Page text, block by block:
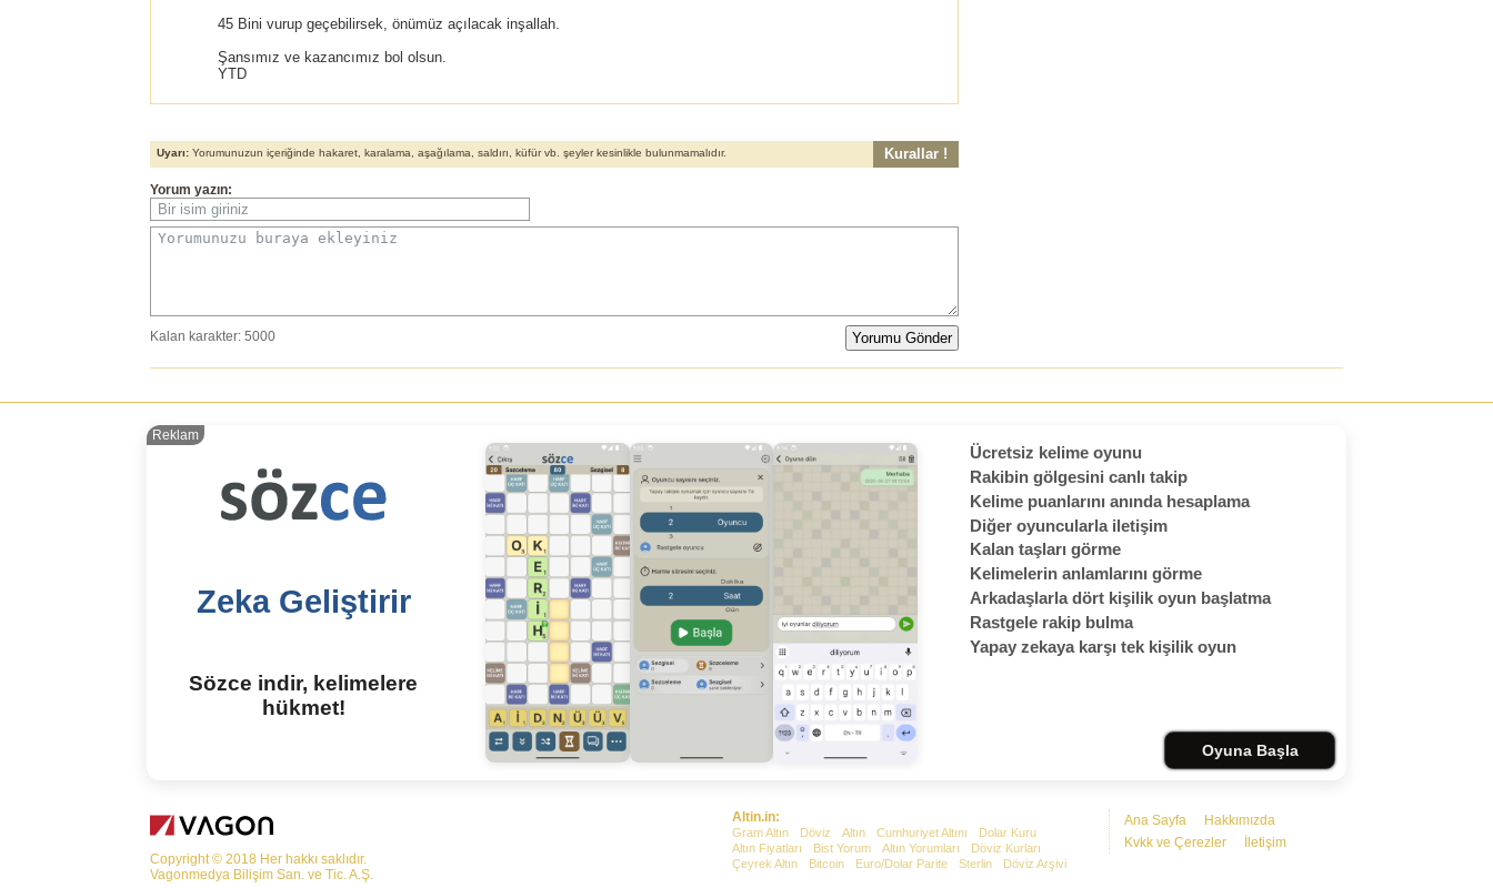
45 Bini vurup geçebilirsek, önümüz açılacak inşallah.
Şansımız ve kazancımız bol olsun.
YTD
Uyarı: Yorumunuzun içeriğinde hakaret, karalama, aşağılama, saldırı, küfür vb. şeyler kesinlikle bulunmamalıdır. Kurallar !
Yorum yazın:
Bir isim giriniz
Yorumunuzu buraya ekleyiniz
Kalan karakter: 5000
Zeka Geliştirir
Sözce indir, kelimelere
hükmet!
Ücretsiz kelime oyunu
Rakibin gölgesini canlı takip
Kelime puanlarını anında hesaplama
Diğer oyuncularla iletişim
Kalan taşları görme
Kelimelerin anlamlarını görme
Arkadaşlarla dört kişilik oyun başlatma
Rastgele rakip bulma
Yapay zekaya karşı tek kişilik oyun
Oyuna Başla
Reklam
Ana Sayfa
Hakkımızda
Kvkk ve Çerezler
İletişim
Altin.in:
Gram Altın Döviz Altın Cumhuriyet Altını
Dolar Kuru
Altın Fiyatları
Bist Yorum Altın Yorumları
Döviz Kurları
Çeyrek Altın
Bitcoin Euro/Dolar Parite Sterlin Döviz Arşivi
Copyright © 2018 Her hakkı saklıdır.
Vagonmedya Bilişim San. ve Tic. A.Ş.